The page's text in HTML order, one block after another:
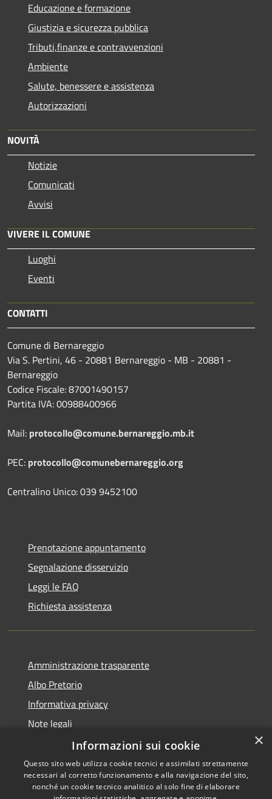
Educazione e formazione
Giustizia e sicurezza pubblica
Tributi,finanze e contravvenzioni
Ambiente
Salute, benessere e assistenza
Autorizzazioni
NOVITÀ
Notizie
Comunicati
Avvisi
VIVERE IL COMUNE
Luoghi
Eventi
CONTATTI
Comune di Bernareggio
Via S. Pertini, 46 - 20881 Bernareggio - MB - 20881 -
Bernareggio
Codice Fiscale: 87001490157
Partita IVA: 00988400966
Mail: protocollo@comune.bernareggio.mb.it
PEC: protocollo@comunebernareggio.org
Centralino Unico: 039 9452100
Prenotazione appuntamento
Segnalazione disservizio
Leggi le FAQ
Richiesta assistenza
Amministrazione trasparente
Albo Pretorio
Informativa privacy
Note legali
Dichiarazione di accessibilità
×
Informazioni sui cookie
Questo sito web utilizza cookie tecnici e assimilati strettamente
necessari al corretto funzionamento e alla navigazione del sito,
nonché un cookie tecnico analitico al solo fine di elaborare